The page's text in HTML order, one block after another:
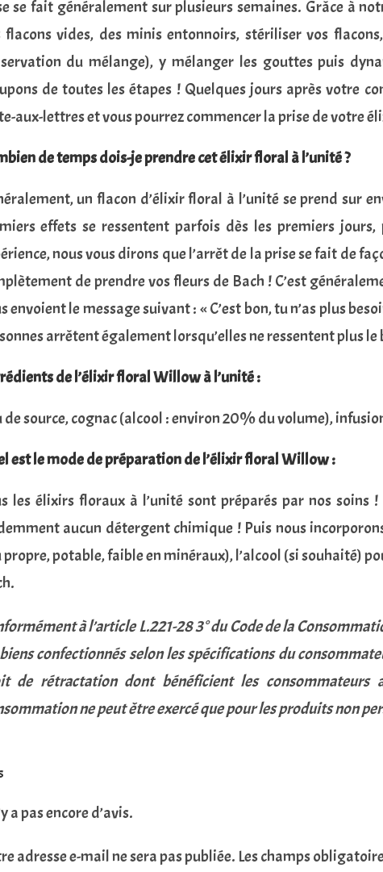
se fait généralement sur plusieurs semaines. Grâce à
flacons vides, des minis entonnoirs, stériliser vos
du mélange), y mélanger les gouttes puis
de toutes les étapes ! Quelques jours après votre
aux-lettres et vous pourrez commencer la prise de votre
de temps dois-je prendre cet élixir floral à l’unité ?
un flacon d’élixir floral à l’unité se prend sur
effets se ressentent parfois dès les premiers
nous vous dirons que l’arrêt de la prise se fait de
de prendre vos fleurs de Bach ! C’est
envoient le message suivant : « C’est bon, tu n’as plus
arrêtent également lorsqu’elles ne ressentent plus
de l’élixir floral Willow à l’unité :
de source, cognac (alcool : environ 20% du volume),
est le mode de préparation de l’élixir floralWillow:
les élixirs floraux à l’unité sont préparés par nos soins
aucun détergent chimique ! Puis nous
propre, potable, faible en minéraux), l’alcool (si souhaité)
à l’article L.221-28 3° du Code de la
confectionnés selon les spécifications du
de rétractation dont bénéficient les consommateurs
ne peut être exercé que pour les produits non
a pas encore d’avis.
adresse e-mail ne sera pas publiée. Les champs